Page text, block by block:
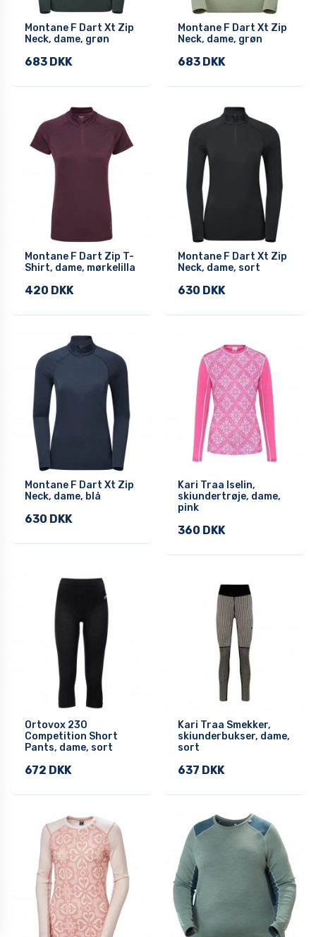
Montane F Dart Xt Zip
Neck, dame, grøn
683 DKK
Montane F Dart Xt Zip
Neck, dame, grøn
683 DKK
Montane F Dart Zip T-
Shirt, dame, mørkelilla
420 DKK
Montane F Dart Xt Zip
Neck, dame, sort
630 DKK
Montane F Dart Xt Zip
Neck, dame, blå
630 DKK
Kari Traa Iselin,
skiundertrøje, dame,
pink
360 DKK
Ortovox 230
Competition Short
Pants, dame, sort
672 DKK
Kari Traa Smekker,
skiunderbukser, dame,
sort
637 DKK